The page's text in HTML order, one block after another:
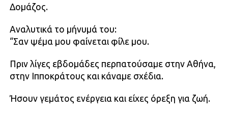
Δομάζος.
Αναλυτικά το μήνυμά του:
“Σαν ψέμα μου φαίνεται φίλε μου.
Πριν λίγες εβδομάδες περπατούσαμε στην Αθήνα,
στην Ιπποκράτους και κάναμε σχέδια.
Ήσουν γεμάτος ενέργεια και είχες όρεξη για ζωή.